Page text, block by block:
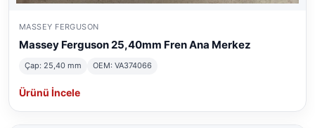
MASSEY FERGUSON
Massey Ferguson 25,40mm Fren Ana Merkez
Çap: 25,40 mm OEM: VA374066
Ürünü İncele